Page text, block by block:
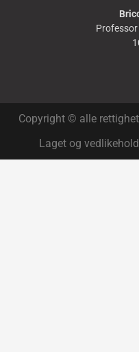
Copyright © alle
Laget og